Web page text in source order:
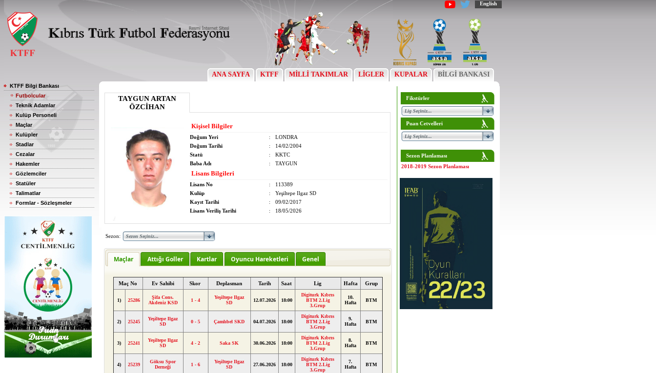
English
ANA SAYFA KTFF MİLLİ TAKIMLAR LİGLER KUPALAR BİLGİ BANKASI
KTFF Bilgi Bankası
Futbolcular
Teknik Adamlar
Kulüp Personeli
Maçlar
Kulüpler
Stadlar
Cezalar
Hakemler
Gözlemciler
Statüler
Talimatlar
Formlar - Sözleşmeler
TAYGUN ARTAN
ÖZCİHAN
Kişisel Bilgiler
Doğum Yeri :
LONDRA
Doğum Tarihi
:
14/02/2004
Statü
:
KKTC
Baba Adı
: TAYGUN
Lisans Bilgileri
Lisans No :
113389
Kulüp
:
Yeşiltepe Ilgaz SD
Kayıt Tarihi
:
09/02/2017
Lisans Veriliş Tarihi
: 18/05/2026
Sezon:
Maçlar Attığı Goller Kartlar Oyuncu Hareketleri Genel
Maç No Ev Sahibi Skor Deplasman Tarih Saat Lig Hafta Grup
1) 25286
Şifa Cons.
Akdeniz KSD
1 - 4
Yeşiltepe Ilgaz
SD
12.07.2026 18:00
Digiturk Kıbrıs
BTM 2.Lig
3.Grup
10.
Hafta
BTM
2) 25245
Yeşiltepe Ilgaz
SD
0 - 5 Çamlıbel SKD 04.07.2026 18:00
Digiturk Kıbrıs
BTM 2.Lig
3.Grup
9.
Hafta
BTM
3) 25241
Yeşiltepe Ilgaz
SD
4 - 2 Saka SK 30.06.2026 18:00
Digiturk Kıbrıs
BTM 2.Lig
3.Grup
8.
Hafta
BTM
4) 25239
Göksu Spor
Derneği
1 - 6
Yeşiltepe Ilgaz
SD
27.06.2026 18:00
Digiturk Kıbrıs
BTM 2.Lig
3.Grup
7.
Hafta
BTM
Fikstürler
Puan Cetvelleri
Sezon Planlaması
2018-2019 Sezon Planlaması